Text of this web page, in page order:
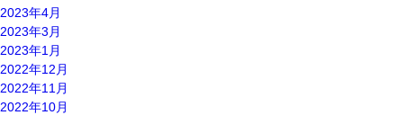
2023年4月
2023年3月
2023年1月
2022年12月
2022年11月
2022年10月